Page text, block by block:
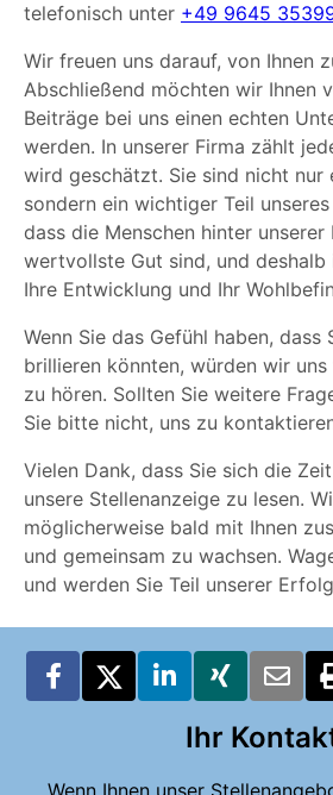
telefonisch unter +49 9645
Wir freuen uns darauf, von Ihnen
Abschließend möchten wir Ihnen
Beiträge bei uns einen echten
werden. In unserer Firma zählt
wird geschätzt. Sie sind nicht nur
sondern ein wichtiger Teil
dass die Menschen hinter unserer
wertvollste Gut sind, und deshalb
Ihre Entwicklung und Ihr
Wenn Sie das Gefühl haben, dass
brillieren könnten, würden wir uns
zu hören. Sollten Sie weitere
Sie bitte nicht, uns zu
Vielen Dank, dass Sie sich die
unsere Stellenanzeige zu lesen.
möglicherweise bald mit Ihnen
und gemeinsam zu wachsen.
und werden Sie Teil unserer
Ihr